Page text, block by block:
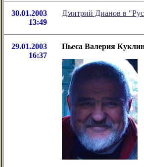
30.01.2003
13:49
Дмитрий Дианов в
29.01.2003
16:37
Пьеса Валерия